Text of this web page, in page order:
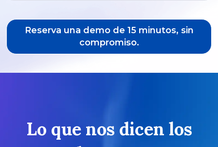
Reserva una demo de 15 minutos, sin
compromiso.
Lo que nos dicen los